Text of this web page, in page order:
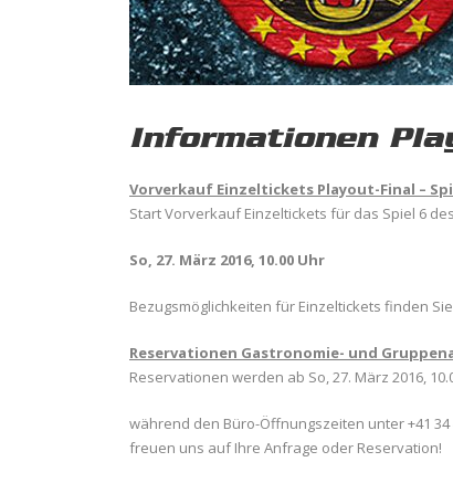
Informationen
Vorverkauf Einzeltickets Playout-Final –
Start Vorverkauf Einzeltickets für das Spiel 6
So, 27. März 2016, 10.00 Uhr
Bezugsmöglichkeiten für Einzeltickets finden Sie
Reservationen Gastronomie- und
Reservationen werden ab So, 27. März 2016,
während den Büro-Öffnungszeiten unter +41
freuen uns auf Ihre Anfrage oder Reservation!